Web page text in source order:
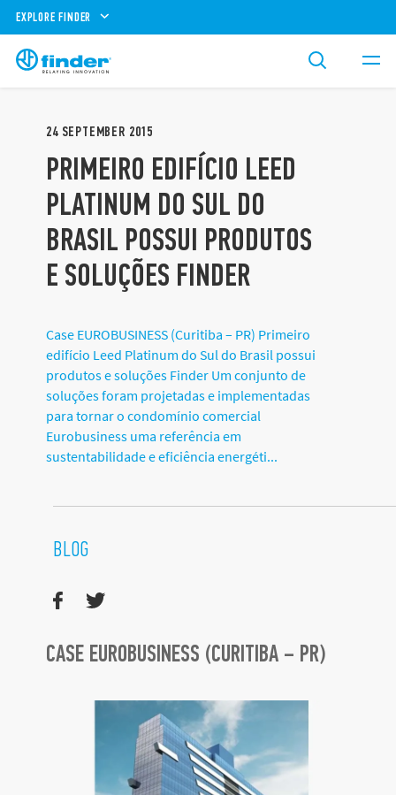
EXPLORE FINDER
24 SEPTEMBER 2015
PRIMEIRO EDIFÍCIO LEED
PLATINUM DO SUL DO
BRASIL POSSUI PRODUTOS
E SOLUÇÕES FINDER
Case EUROBUSINESS (Curitiba – PR) Primeiro
edifício Leed Platinum do Sul do Brasil possui
produtos e soluções Finder Um conjunto de
soluções foram projetadas e implementadas
para tornar o condomínio comercial
Eurobusiness uma referência em
sustentabilidade e eficiência energéti...
BLOG
CASE EUROBUSINESS (CURITIBA – PR)